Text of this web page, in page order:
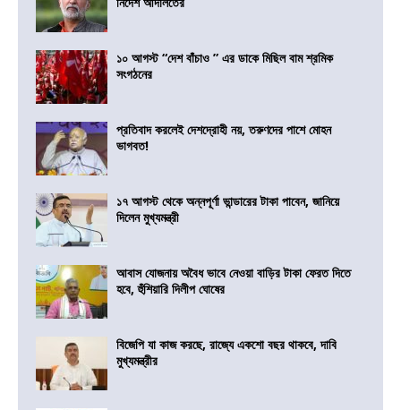
১০ আগস্ট “দেশ বাঁচাও ” এর ডাকে মিছিল বাম শ্রমিক
সংগঠনের
প্রতিবাদ করলেই দেশদ্রোহী নয়, তরুণদের পাশে মোহন
ভাগবত!
১৭ আগস্ট থেকে অন্নপূর্ণা ভান্ডারের টাকা পাবেন, জানিয়ে
দিলেন মুখ্যমন্ত্রী
আবাস যোজনায় অবৈধ ভাবে নেওয়া বাড়ির টাকা ফেরত দিতে
হবে, হুঁশিয়ারি দিলীপ ঘোষের
বিজেপি যা কাজ করছে, রাজ্যে একশো বছর থাকবে, দাবি
মুখ্যমন্ত্রীর